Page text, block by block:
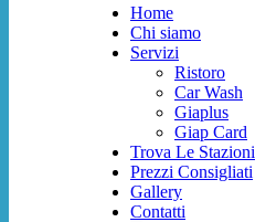
Home
Chi siamo
Servizi
Ristoro
Car Wash
Giaplus
Giap Card
Trova Le Stazioni
Prezzi Consigliati
Gallery
Contatti